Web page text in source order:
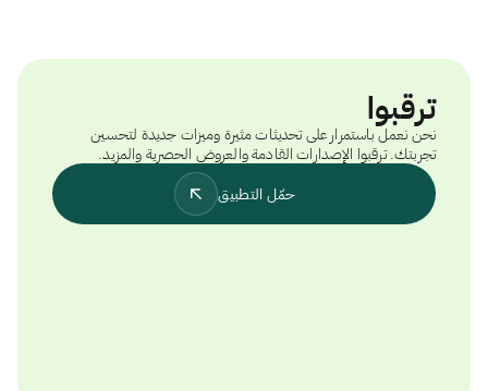
ترقبوا
نحن نعمل باستمرار على تحديثات مثيرة وميزات جديدة لتحسين
تجربتك. ترقبوا الإصدارات القادمة والعروض الحصرية والمزيد.
حمّل التطبيق